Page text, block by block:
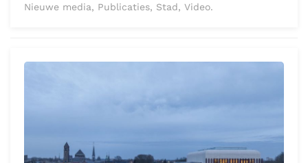
Nieuwe media, Publicaties, Stad, Video.